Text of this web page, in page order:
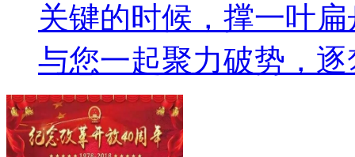
关键的时候，撑一叶
与您一起聚力破势，